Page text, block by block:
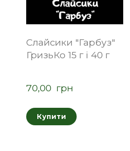
Слайсики "Гарбуз"
ГризьКо 15 г і 40 г
70,00  грн
Купити